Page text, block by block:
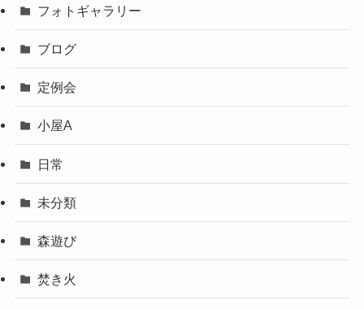
フォトギャラリー
ブログ
定例会
小屋A
日常
未分類
森遊び
焚き火